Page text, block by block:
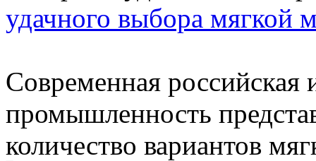
удачного выбора мягкой
Современная российская
промышленность
количество вариантов